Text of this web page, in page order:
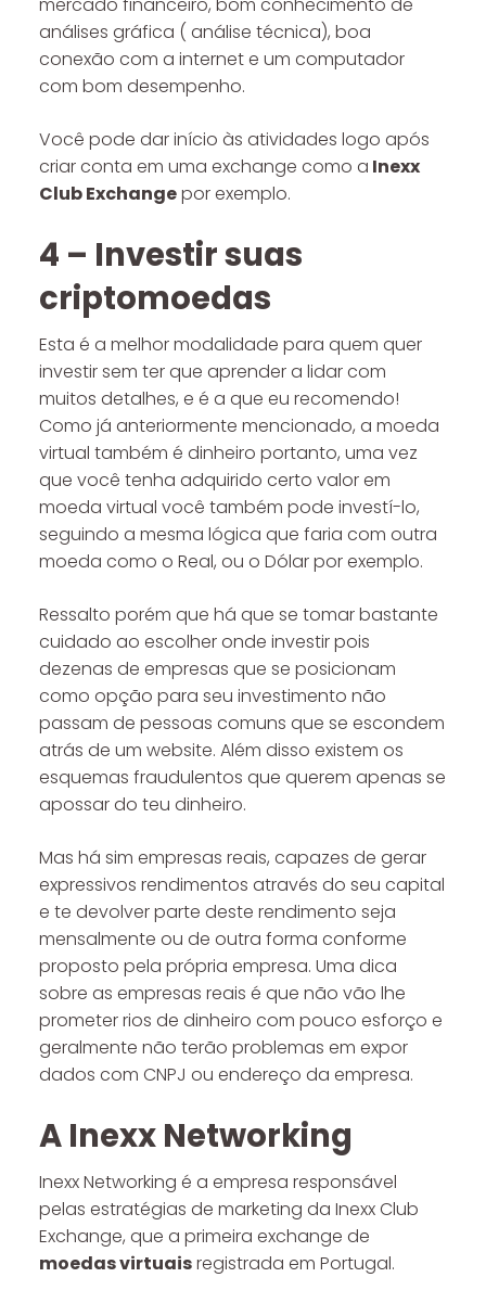
análises gráfica ( análise técnica), boa
conexão com a internet e um computador
com bom desempenho.
Você pode dar início às atividades logo após
criar conta em uma exchange como a Inexx
Club Exchangepor exemplo.
4 – Investir suas
criptomoedas
Esta é a melhor modalidade para quem quer
investir sem ter que aprender a lidar com
muitos detalhes, e é a que eu recomendo!
Como já anteriormente mencionado, a moeda
virtual também é dinheiro portanto, uma vez
que você tenha adquirido certo valor em
moeda virtual você também pode investí-lo,
seguindo a mesma lógica que faria com outra
moeda como o Real, ou o Dólar por exemplo.
Ressalto porém que há que se tomar bastante
cuidado ao escolher onde investir pois
dezenas de empresas que se posicionam
como opção para seu investimento não
passam de pessoas comuns que se escondem
atrás de um website. Além disso existem os
esquemas fraudulentos que querem apenas se
apossar do teu dinheiro.
Mas há sim empresas reais, capazes de gerar
expressivos rendimentos através do seu capital
e te devolver parte deste rendimento seja
mensalmente ou de outra forma conforme
proposto pela própria empresa. Uma dica
sobre as empresas reais é que não vão lhe
prometer rios de dinheiro com pouco esforço e
geralmente não terão problemas em expor
dados com CNPJ ou endereço da empresa.
A Inexx Networking
Inexx Networking é a empresa responsável
pelas estratégias de marketing da Inexx Club
Exchange, que a primeira exchange de
moedas virtuaisregistrada em Portugal.